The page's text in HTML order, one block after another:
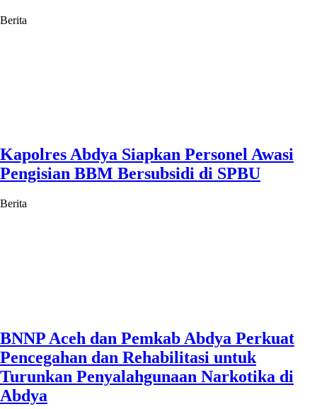
Berita
Kapolres Abdya Siapkan Personel Awasi
Pengisian BBM Bersubsidi di SPBU
Berita
BNNP Aceh dan Pemkab Abdya Perkuat
Pencegahan dan Rehabilitasi untuk
Turunkan Penyalahgunaan Narkotika di
Abdya